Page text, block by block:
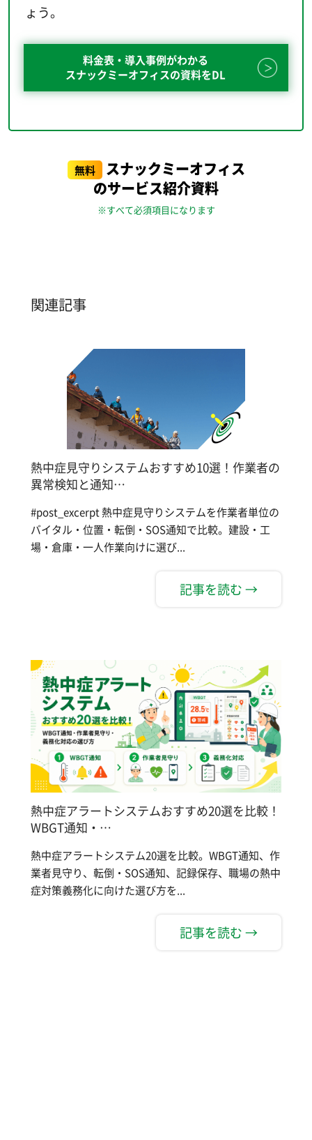
ょう。
料金表・導入事例がわかる
スナックミーオフィスの資料をDL
無料
スナックミーオフィス
のサービス紹介資料
※すべて必須項目になります
関連記事
熱中症見守りシステムおすすめ10選！作業者の
異常検知と通知…
#post_excerpt 熱中症見守りシステムを作業者単位の
バイタル・位置・転倒・SOS通知で比較。建設・工
場・倉庫・一人作業向けに選び...
記事を読む →
熱中症アラートシステムおすすめ20選を比較！
WBGT通知・…
熱中症アラートシステム20選を比較。WBGT通知、作
業者見守り、転倒・SOS通知、記録保存、職場の熱中
症対策義務化に向けた選び方を...
記事を読む →